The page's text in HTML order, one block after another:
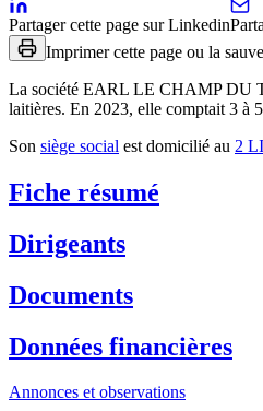
Partager cette page sur Linkedin
Imprimer cette page ou la
La société EARL LE CHAMP DU
laitières. En 2023, elle comptait 3 à
Son siège social est domicilié au 2
Fiche résumé
Dirigeants
Documents
Données financières
Annonces et observations